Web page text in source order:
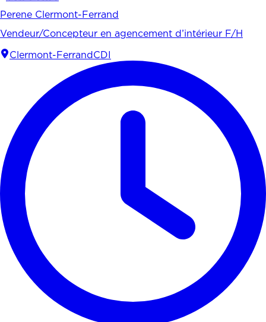
Perene Clermont-Ferrand
Vendeur/Concepteur en agencement d’intérieur F/H
Clermont-Ferrand CDI